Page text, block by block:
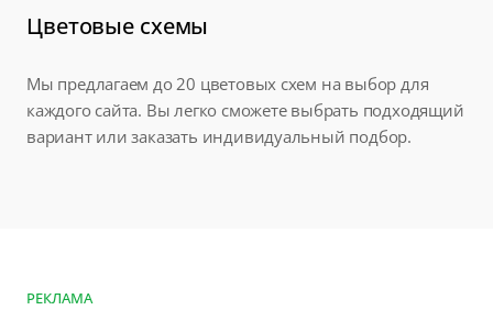
Цветовые схемы
Мы предлагаем до 20 цветовых схем на выбор для
каждого сайта. Вы легко сможете выбрать подходящий
вариант или заказать индивидуальный подбор.
РЕКЛАМА